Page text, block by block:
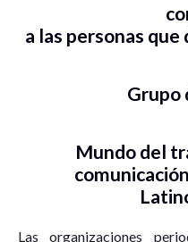
a las personas
Grupo
Mundo del
Las organizaciones